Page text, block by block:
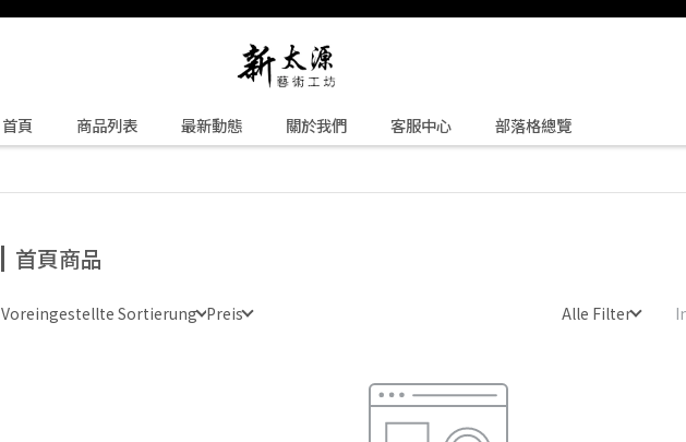
首頁 商品列表 最新動態 關於我們 客服中心 部落格總覽
首頁商品
Voreingestellte Sortierung Preis Alle Filter